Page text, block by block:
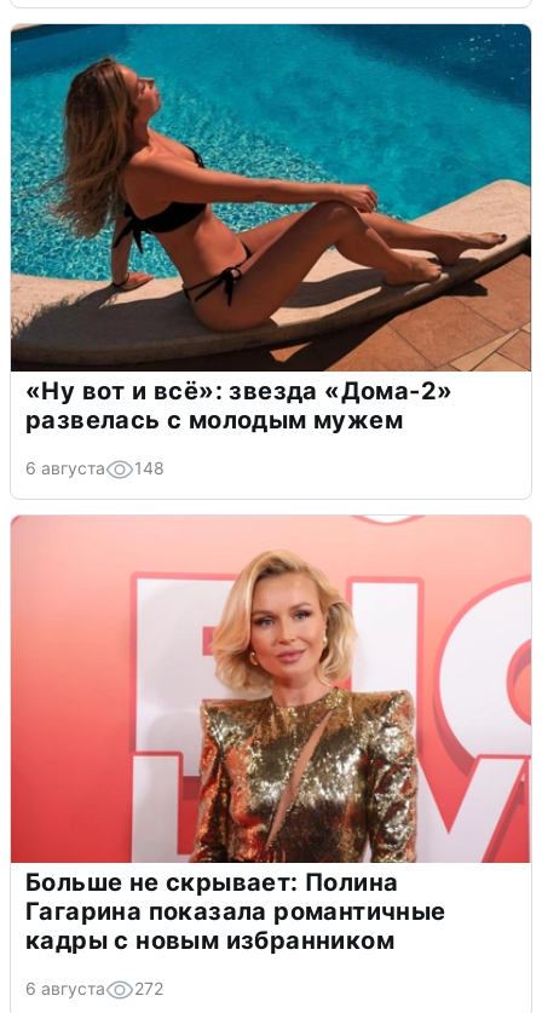
«Ну вот и всё»: звезда «Дома-2»
развелась с молодым мужем
6 августа 148
Больше не скрывает: Полина
Гагарина показала романтичные
кадры с новым избранником
6 августа 272